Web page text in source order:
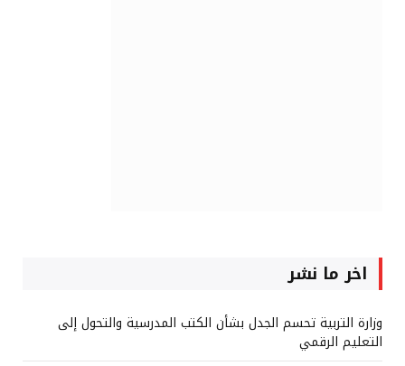
اخر ما نشر
وزارة التربية تحسم الجدل بشأن الكتب المدرسية والتحول إلى
التعليم الرقمي